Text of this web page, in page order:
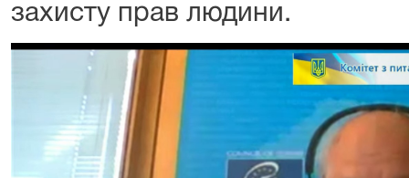
захисту прав людини.